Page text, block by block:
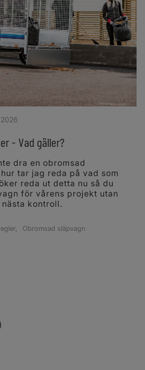
- Vad gäller?
dra en obromsad
tar jag reda på vad som
reda ut detta nu så du
för vårens projekt utan
kontroll.
Obromsad släpvagn